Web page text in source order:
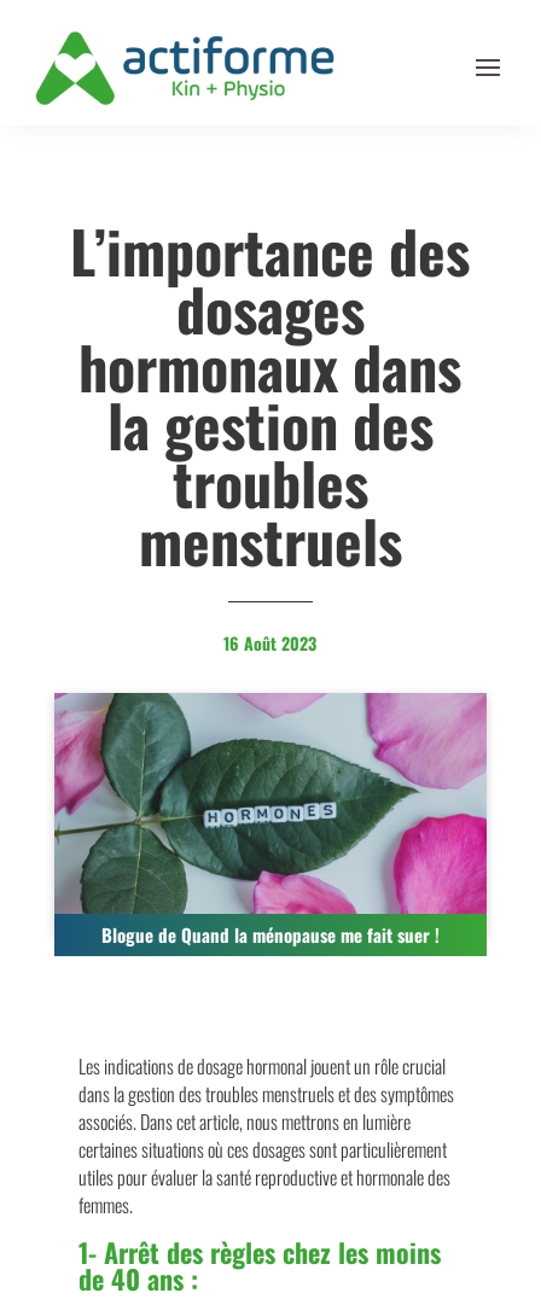
L’importance des
dosages
hormonaux dans
la gestion des
troubles
menstruels
16 Août 2023
Blogue de Quand la ménopause me fait suer !
Les indications de dosage hormonal jouent un rôle crucial
dans la gestion des troubles menstruels et des symptômes
associés. Dans cet article, nous mettrons en lumière
certaines situations où ces dosages sont particulièrement
utiles pour évaluer la santé reproductive et hormonale des
femmes.
1-Arrêt des règles chez les moins
de 40 ans :